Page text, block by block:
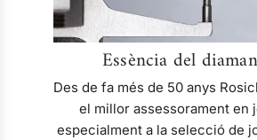
Essència del
Des de fa més de 50 anys
el millor assessorament en
especialment a la selecció de